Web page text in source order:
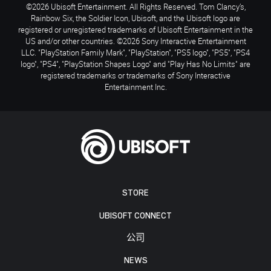
STORE
UBISOFT CONNECT
公司
NEWS
©2026 Ubisoft Entertainment. All Rights Reserved. Tom Clancy’s,
Rainbow Six, the Soldier Icon, Ubisoft, and the Ubisoft logo are
registered or unregistered trademarks of Ubisoft Entertainment in the
US and/or other countries. ©2026 Sony Interactive Entertainment
LLC. "PlayStation Family Mark", "PlayStation", "PS5 logo", "PS5", "PS4
logo", "PS4", "PlayStation Shapes Logo" and "Play Has No Limits" are
registered trademarks or trademarks of Sony Interactive
Entertainment Inc.